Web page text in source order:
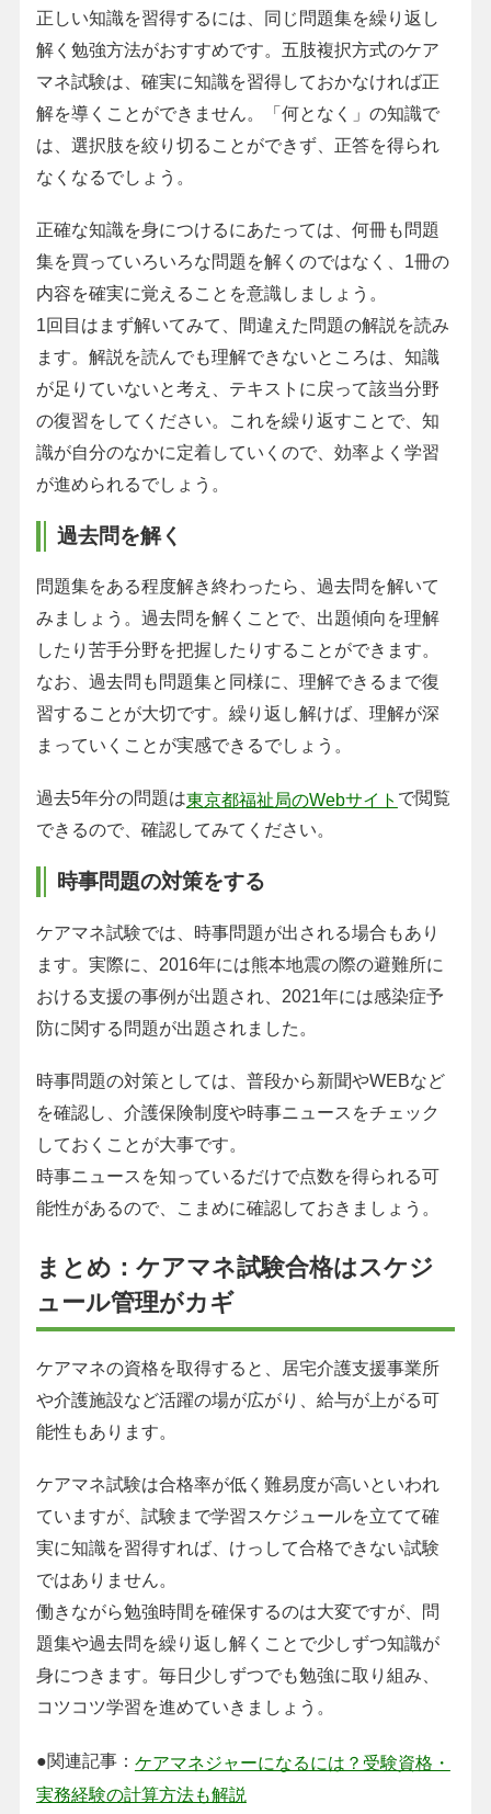
正しい知識を習得するには、同じ問題集を繰り返し
解く勉強方法がおすすめです。五肢複択方式のケア
マネ試験は、確実に知識を習得しておかなければ正
解を導くことができません。「何となく」の知識で
は、選択肢を絞り切ることができず、正答を得られ
なくなるでしょう。
正確な知識を身につけるにあたっては、何冊も問題
集を買っていろいろな問題を解くのではなく、1冊の
内容を確実に覚えることを意識しましょう。
1回目はまず解いてみて、間違えた問題の解説を読み
ます。解説を読んでも理解できないところは、知識
が足りていないと考え、テキストに戻って該当分野
の復習をしてください。これを繰り返すことで、知
識が自分のなかに定着していくので、効率よく学習
が進められるでしょう。
過去問を解く
問題集をある程度解き終わったら、過去問を解いて
みましょう。過去問を解くことで、出題傾向を理解
したり苦手分野を把握したりすることができます。
なお、過去問も問題集と同様に、理解できるまで復
習することが大切です。繰り返し解けば、理解が深
まっていくことが実感できるでしょう。
過去5年分の問題は東京都福祉局のWebサイト で閲覧
できるので、確認してみてください。
時事問題の対策をする
ケアマネ試験では、時事問題が出される場合もあり
ます。実際に、2016年には熊本地震の際の避難所に
おける支援の事例が出題され、2021年には感染症予
防に関する問題が出題されました。
時事問題の対策としては、普段から新聞やWEBなど
を確認し、介護保険制度や時事ニュースをチェック
しておくことが大事です。
時事ニュースを知っているだけで点数を得られる可
能性があるので、こまめに確認しておきましょう。
まとめ：ケアマネ試験合格はスケジ
ュール管理がカギ
ケアマネの資格を取得すると、居宅介護支援事業所
や介護施設など活躍の場が広がり、給与が上がる可
能性もあります。
ケアマネ試験は合格率が低く難易度が高いといわれ
ていますが、試験まで学習スケジュールを立てて確
実に知識を習得すれば、けっして合格できない試験
ではありません。
働きながら勉強時間を確保するのは大変ですが、問
題集や過去問を繰り返し解くことで少しずつ知識が
身につきます。毎日少しずつでも勉強に取り組み、
コツコツ学習を進めていきましょう。
●関連記事： ケアマネジャーになるには？受験資格・
実務経験の計算方法も解説